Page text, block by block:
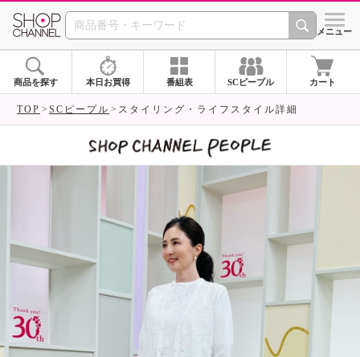
SHOP CHANNEL シメニュー
商品を探す 本日お買得 番組表 SCピープル カート
TOP SCピープル スタイリング・ライフスタイル詳細